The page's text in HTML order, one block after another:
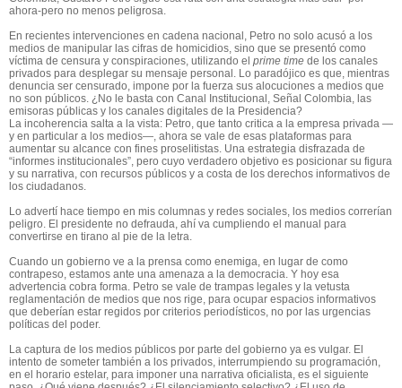
ahora-pero no menos peligrosa.
En recientes intervenciones en cadena nacional, Petro no solo acusó a los
medios de manipular las cifras de homicidios, sino que se presentó como
víctima de censura y conspiraciones, utilizando el prime time de los canales
privados para desplegar su mensaje personal. Lo paradójico es que, mientras
denuncia ser censurado, impone por la fuerza sus alocuciones a medios que
no son públicos. ¿No le basta con Canal Institucional, Señal Colombia, las
emisoras públicas y los canales digitales de la Presidencia?
La incoherencia salta a la vista: Petro, que tanto critica a la empresa privada —
y en particular a los medios—, ahora se vale de esas plataformas para
aumentar su alcance con fines proselitistas. Una estrategia disfrazada de
“informes institucionales”, pero cuyo verdadero objetivo es posicionar su figura
y su narrativa, con recursos públicos y a costa de los derechos informativos de
los ciudadanos.
Lo advertí hace tiempo en mis columnas y redes sociales , los medios correrían
peligro. El presidente no defrauda, ahí va cumpliendo el manual para
convertirse en tirano al pie de la letra.
Cuando un gobierno ve a la prensa como enemiga, en lugar de como
contrapeso, estamos ante una amenaza a la democracia. Y hoy esa
advertencia cobra forma. Petro se vale de trampas legales y la vetusta
reglamentación de medios que nos rige, para ocupar espacios informativos
que deberían estar regidos por criterios periodísticos, no por las urgencias
políticas del poder.
La captura de los medios públicos por parte del gobierno ya es vulgar. El
intento de someter también a los privados, interrumpiendo su programación
en el horario estelar, para imponer una narrativa oficialista, es el siguiente